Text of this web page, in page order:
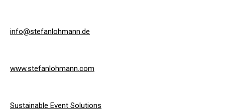
info@stefanlohmann.de
www.stefanlohmann.com
Sustainable Event Solutions